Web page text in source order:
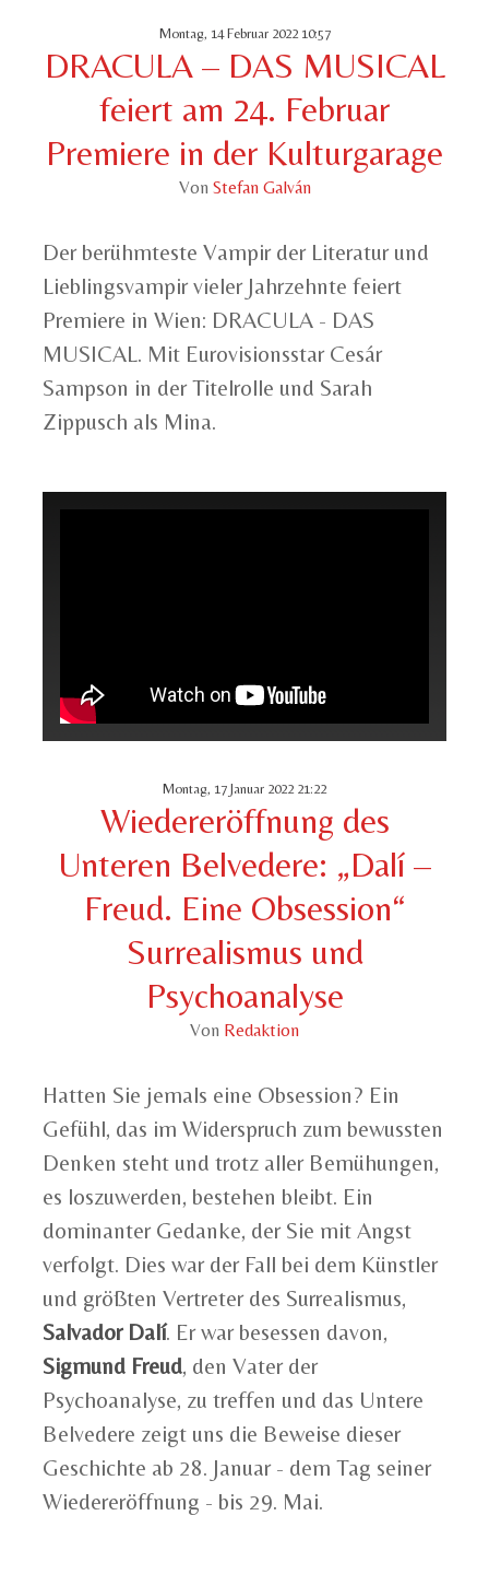
Montag, 14 Februar 2022 10:57
DRACULA – DAS MUSICAL
feiert am 24. Februar
Premiere in der Kulturgarage
Von Stefan Galván
Der berühmteste Vampir der Literatur und
Lieblingsvampir vieler Jahrzehnte feiert
Premiere in Wien: DRACULA - DAS
MUSICAL. Mit Eurovisionsstar Cesár
Sampson in der Titelrolle und Sarah
Zippusch als Mina.
Montag, 17 Januar 2022 21:22
Wiedereröffnung des
Unteren Belvedere: „Dalí –
Freud. Eine Obsession“
Surrealismus und
Psychoanalyse
Von Redaktion
Hatten Sie jemals eine Obsession? Ein
Gefühl, das im Widerspruch zum bewussten
Denken steht und trotz aller Bemühungen,
es loszuwerden, bestehen bleibt. Ein
dominanter Gedanke, der Sie mit Angst
verfolgt. Dies war der Fall bei dem Künstler
und größten Vertreter des Surrealismus,
Salvador Dalí. Er war besessen davon,
Sigmund Freud, den Vater der
Psychoanalyse, zu treffen und das Untere
Belvedere zeigt uns die Beweise dieser
Geschichte ab 28. Januar - dem Tag seiner
Wiedereröffnung - bis 29. Mai.